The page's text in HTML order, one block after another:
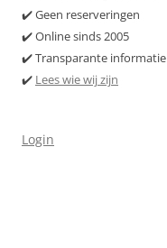
✔️ Geen reserveringen
✔️ Online sinds 2005
✔️ Transparante informatie
✔️ Lees wie wij zijn
Login